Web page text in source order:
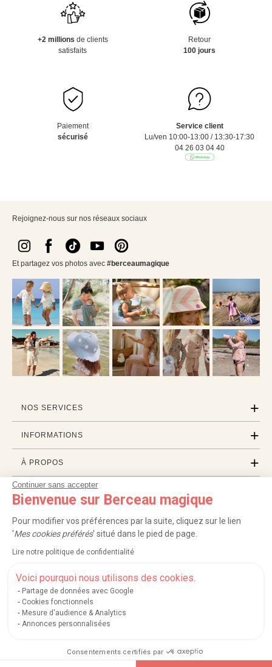
Continuer sans accepter
Bienvenue sur Berceau magique
Pour modifier vos préférences par la suite, cliquez sur le lien
'Mes cookies préférés' situé dans le pied de page.
Lire notre politique de confidentialité
Voici pourquoi nous utilisons des cookies.
Partage de données avec Google
Cookies fonctionnels
Mesure d'audience & Analytics
Annonces personnalisées
Consentements certifiés par
+2 millions de clients
satisfaits
Retour
100 jours
Paiement
sécurisé
Service client
Lu/ven 10:00-13:00 / 13:30-17:30
04 26 03 04 40
Rejoignez-nous sur nos réseaux sociaux
Et partagez vos photos avec #berceaumagique
NOS SERVICES
INFORMATIONS
À PROPOS
PROFESSIONNELS
LISTES CADEAUX
Service après-vente| FAQ |Rappels de produits|Protection des données
Mentions légales et crédits Conditions générales de ventes
Nos moyens de paiement sécurisés
Exauceur de souhaits© 2004-2026